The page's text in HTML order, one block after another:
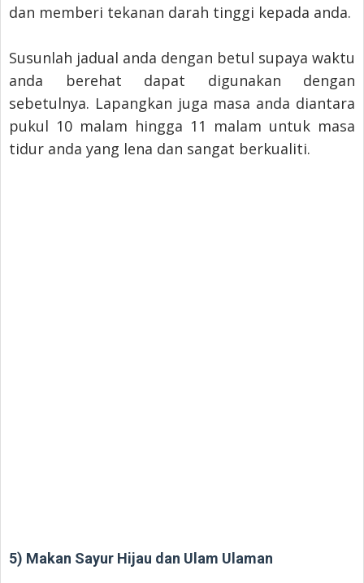
dan memberi tekanan darah tinggi kepada anda.
Susunlah jadual anda dengan betul supaya waktu
anda berehat dapat digunakan dengan
sebetulnya. Lapangkan juga masa anda diantara
pukul 10 malam hingga 11 malam untuk masa
tidur anda yang lena dan sangat berkualiti.
5) Makan Sayur Hijau dan Ulam Ulaman